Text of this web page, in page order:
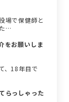
場で保健師と
…
をお願いしま
、18年目で
らっしゃった